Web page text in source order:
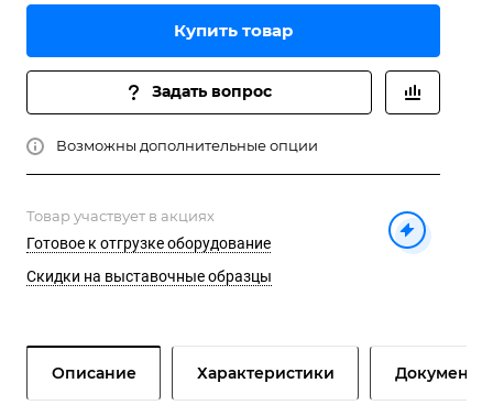
Купить товар
Задать вопрос
Возможны дополнительные опции
Товар участвует в акциях
Готовое к отгрузке оборудование
Скидки на выставочные образцы
Описание Характеристики Документы